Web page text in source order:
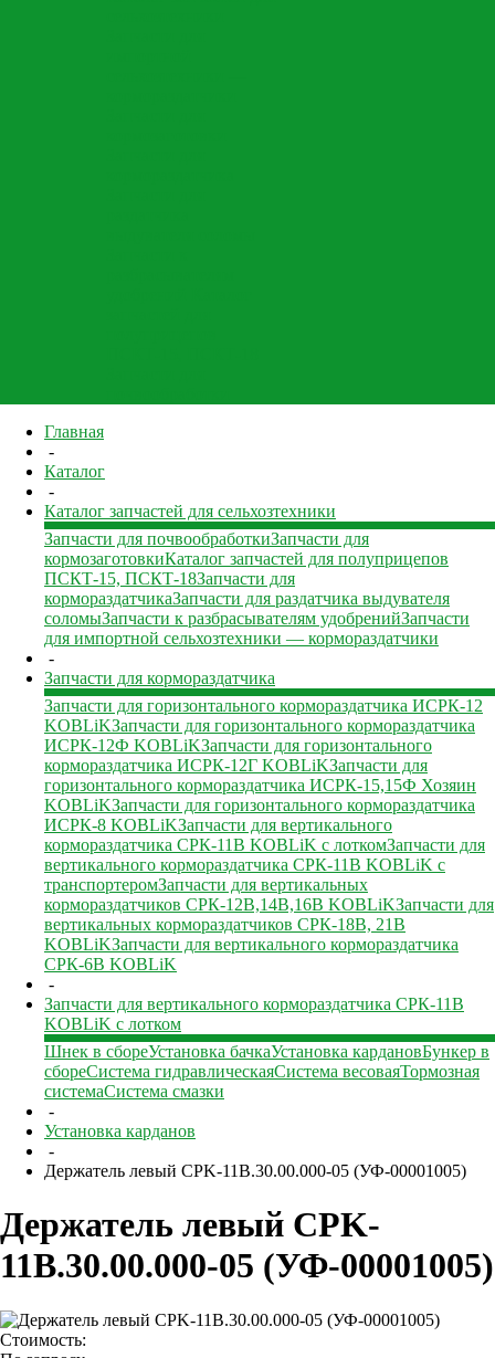
Главная
-
Каталог
-
Каталог запчастей для сельхозтехники
Запчасти для почвообработкиЗапчасти для
кормозаготовкиКаталог запчастей для полуприцепов
ПСКТ-15, ПСКТ-18Запчасти для
кормораздатчикаЗапчасти для раздатчика выдувателя
соломыЗапчасти к разбрасывателям удобренийЗапчасти
для импортной сельхозтехники — кормораздатчики
-
Запчасти для кормораздатчика
Запчасти для горизонтального кормораздатчика ИСРК-12
KOBLiKЗапчасти для горизонтального кормораздатчика
ИСРК-12Ф KOBLiKЗапчасти для горизонтального
кормораздатчика ИСРК-12Г KOBLiKЗапчасти для
горизонтального кормораздатчика ИСРК-15,15Ф Хозяин
KOBLiKЗапчасти для горизонтального кормораздатчика
ИСРК-8 KOBLiKЗапчасти для вертикального
кормораздатчика СРК-11В KOBLiK с лоткомЗапчасти для
вертикального кормораздатчика СРК-11В KOBLiK с
транспортеромЗапчасти для вертикальных
кормораздатчиков СРК-12В,14В,16В KOBLiKЗапчасти для
вертикальных кормораздатчиков СРК-18В, 21В
KOBLiKЗапчасти для вертикального кормораздатчика
СРК-6В KOBLiK
-
Запчасти для вертикального кормораздатчика СРК-11В
KOBLiK с лотком
Шнек в сбореУстановка бачкаУстановка кардановБункер в
сбореСистема гидравлическаяСистема весоваяТормозная
системаСистема смазки
-
Установка карданов
-
Держатель левый CPK-11B.30.00.000-05 (УФ-00001005)
Держатель левый CPK-
11B.30.00.000-05 (УФ-00001005)
Стоимость: